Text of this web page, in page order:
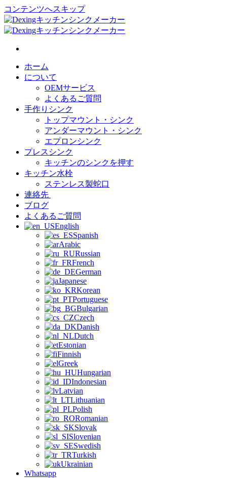
コンテンツへスキップ
ホーム
について
OEMサービス
よくあるご質問
手作りシンク
トップマウント・シンク
アンダーマウント・シンク
エプロンシンク
プレスシンク
キッチンのシンクを押す
キッチン水栓
ステンレス製蛇口
連絡先
ブログ
よくあるご質問
English
Spanish
Arabic
Russian
French
German
Japanese
Korean
Portuguese
Bulgarian
Czech
Danish
Dutch
Estonian
Finnish
Greek
Hungarian
Indonesian
Latvian
Lithuanian
Polish
Romanian
Slovak
Slovenian
Swedish
Turkish
Ukrainian
Whatsapp